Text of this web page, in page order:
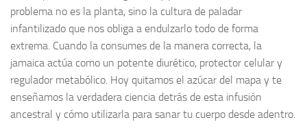
problema no es la planta, sino la cultura de paladar
infantilizado que nos obliga a endulzarlo todo de forma
extrema. Cuando la consumes de la manera correcta, la
jamaica actúa como un potente diurético, protector celular y
regulador metabólico. Hoy quitamos el azúcar del mapa y te
enseñamos la verdadera ciencia detrás de esta infusión
ancestral y cómo utilizarla para sanar tu cuerpo desde adentro.